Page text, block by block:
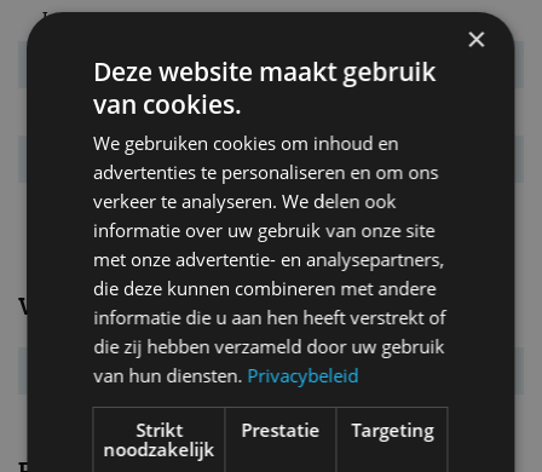
L x B x H 4.963 x 1.966 x 1.379 mm
Inh. bag. ruimte. 410 l
Bandenmaat
Wielbasis 2.900 mm
Max. aanh. gew. n.v.t. kg
Verbruik
Energielabel A
×
Deze website maakt gebruik
van cookies.
We gebruiken cookies om inhoud en
advertenties te personaliseren en om ons
verkeer te analyseren. We delen ook
informatie over uw gebruik van onze site
met onze advertentie- en analysepartners,
die deze kunnen combineren met andere
informatie die u aan hen heeft verstrekt of
die zij hebben verzameld door uw gebruik
van hun diensten. Privacybeleid
Strikt
noodzakelijk
Prestatie Targeting